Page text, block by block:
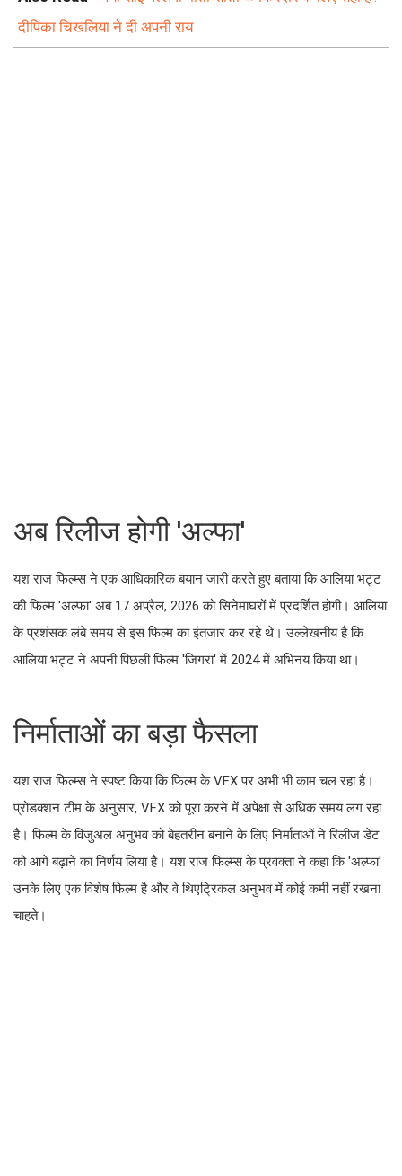
दीपिका चिखलिया ने दी अपनी राय
अब रिलीज होगी 'अल्फा'
यश राज फिल्म्स ने एक आधिकारिक बयान जारी करते हुए बताया कि आलिया भट्ट
की फिल्म 'अल्फा' अब 17 अप्रैल, 2026 को सिनेमाघरों में प्रदर्शित होगी। आलिया
के प्रशंसक लंबे समय से इस फिल्म का इंतजार कर रहे थे। उल्लेखनीय है कि
आलिया भट्ट ने अपनी पिछली फिल्म 'जिगरा' में 2024 में अभिनय किया था।
निर्माताओं का बड़ा फैसला
यश राज फिल्म्स ने स्पष्ट किया कि फिल्म के VFX पर अभी भी काम चल रहा है।
प्रोडक्शन टीम के अनुसार, VFX को पूरा करने में अपेक्षा से अधिक समय लग रहा
है। फिल्म के विजुअल अनुभव को बेहतरीन बनाने के लिए निर्माताओं ने रिलीज डेट
को आगे बढ़ाने का निर्णय लिया है। यश राज फिल्म्स के प्रवक्ता ने कहा कि 'अल्फा'
उनके लिए एक विशेष फिल्म है और वे थिएट्रिकल अनुभव में कोई कमी नहीं रखना
चाहते।